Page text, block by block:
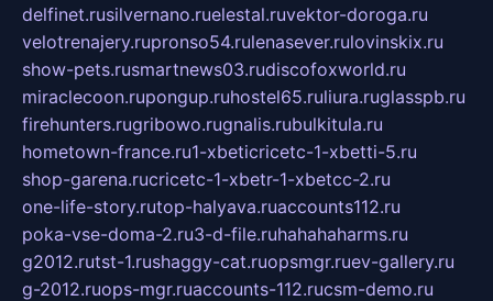
delfinet.rusilvernano.ruelestal.ruvektor-doroga.ru
velotrenajery.rupronso54.rulenasever.rulovinskix.ru
show-pets.rusmartnews03.rudiscofoxworld.ru
miraclecoon.rupongup.ruhostel65.ruliura.ruglasspb.ru
firehunters.rugribowo.rugnalis.rubulkitula.ru
hometown-france.ru1-xbeticricetc-1-xbetti-5.ru
shop-garena.rucricetc-1-xbetr-1-xbetcc-2.ru
one-life-story.rutop-halyava.ruaccounts112.ru
poka-vse-doma-2.ru3-d-file.ruhahahaharms.ru
g2012.rutst-1.rushaggy-cat.ruopsmgr.ruev-gallery.ru
g-2012.ruops-mgr.ruaccounts-112.rucsm-demo.ru